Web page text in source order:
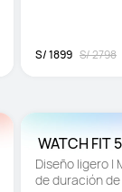
S/ 1899 S/ 2798
WATCH FIT
Diseño ligero |
de duración